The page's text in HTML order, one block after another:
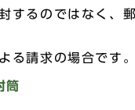
するのではなく、
る請求の場合です
筒